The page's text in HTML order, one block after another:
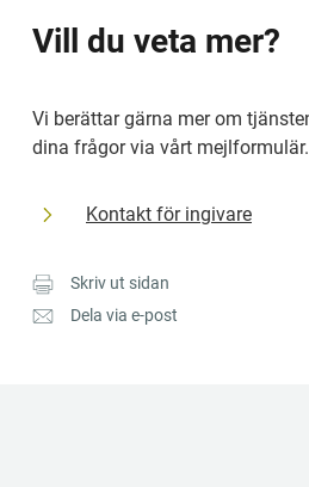
Vill du veta mer?
Vi berättar gärna mer om
dina frågor via vårt mejlformulär.
Kontakt för ingivare
Skriv ut sidan
Dela via e-post